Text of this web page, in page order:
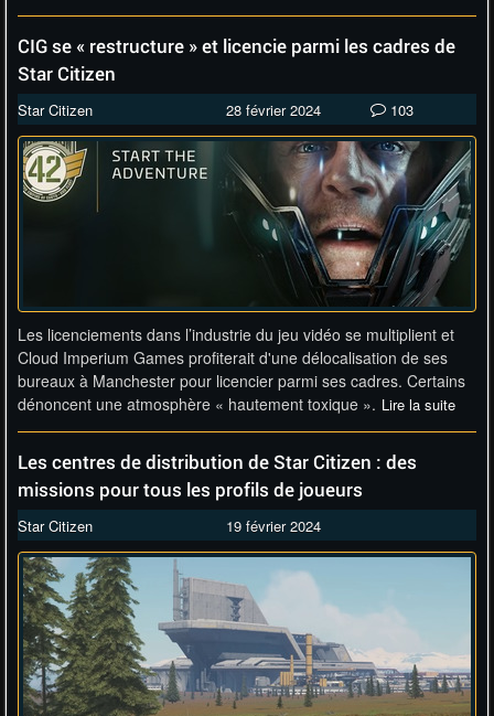
CIG se « restructure » et licencie parmi les cadres de
Star Citizen
Star Citizen 28 février 2024 103
Les licenciements dans l’industrie du jeu vidéo se multiplient et
Cloud Imperium Games profiterait d'une délocalisation de ses
bureaux à Manchester pour licencier parmi ses cadres. Certains
dénoncent une atmosphère « hautement toxique ». Lire la suite
Les centres de distribution de Star Citizen : des
missions pour tous les profils de joueurs
Star Citizen 19 février 2024